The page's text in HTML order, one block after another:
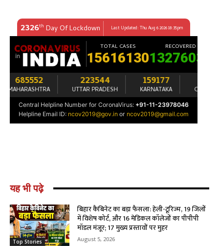
यह भी पढ़े
Top Stories
बिहार कैबिनेट का बड़ा फैसला: हेली-टूरिज्म, 19 जिलों
में विशेष कोर्ट, और 16 मेडिकल कॉलेजों का पीपीपी
मॉडल मंजूर; 17 मुख्य प्रस्तावों पर मुहर
August 5, 2026